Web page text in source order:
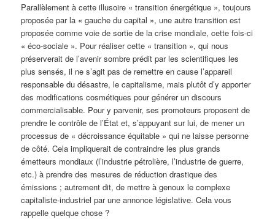
Parallèlement à cette illusoire « transition énergétique », toujours
proposée par la « gauche du capital », une autre transition est
proposée comme voie de sortie de la crise mondiale, cette fois-ci
« éco-sociale ». Pour réaliser cette « transition », qui nous
préserverait de l’avenir sombre prédit par les scientifiques les
plus sensés, il ne s’agit pas de remettre en cause l’appareil
responsable du désastre, le capitalisme, mais plutôt d’y apporter
des modifications cosmétiques pour générer un discours
commercialisable. Pour y parvenir, ses promoteurs proposent de
prendre le contrôle de l’État et, s’appuyant sur lui, de mener un
processus de « décroissance équitable » qui ne laisse personne
de côté. Cela impliquerait de contraindre les plus grands
émetteurs mondiaux (l’industrie pétrolière, l’industrie de guerre,
etc.) à prendre des mesures de réduction drastique des
émissions ; autrement dit, de mettre à genoux le complexe
capitaliste-industriel par une annonce législative. Cela vous
rappelle quelque chose ?